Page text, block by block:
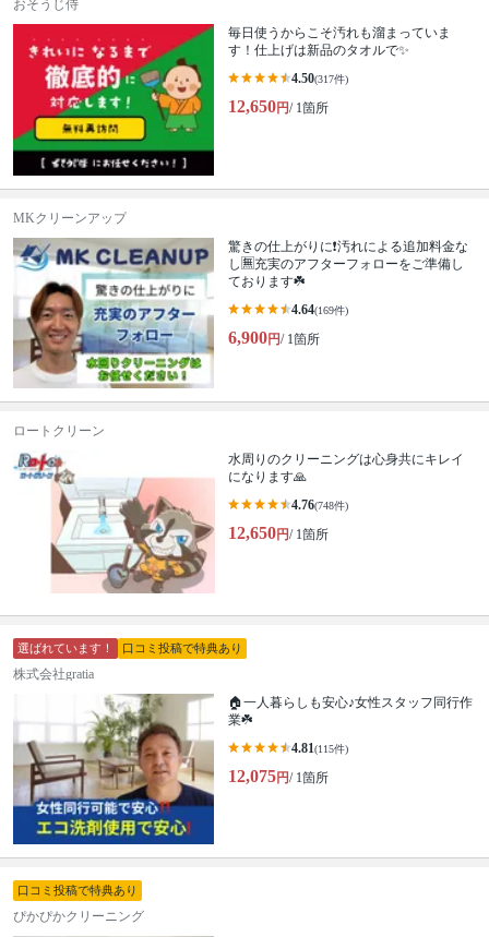
おそうじ侍
毎日使うからこそ汚れも溜まっていま
す！仕上げは新品のタオルで✨
4.50(317件)
12,650円/ 1箇所
MKクリーンアップ
驚きの仕上がりに❗️汚れによる追加料金な
し🈚️充実のアフターフォローをご準備し
ております☘️
4.64(169件)
6,900円/ 1箇所
ロートクリーン
水周りのクリーニングは心身共にキレイ
になります🙏
4.76(748件)
12,650円/ 1箇所
選ばれています！ 口コミ投稿で特典あり
株式会社gratia
🏠一人暮らしも安心♪女性スタッフ同行作
業☘️
4.81(115件)
12,075円/ 1箇所
口コミ投稿で特典あり
ぴかぴかクリーニング